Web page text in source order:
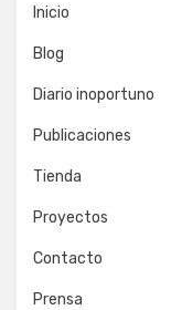
Inicio
Blog
Diario inoportuno
Publicaciones
Tienda
Proyectos
Contacto
Prensa